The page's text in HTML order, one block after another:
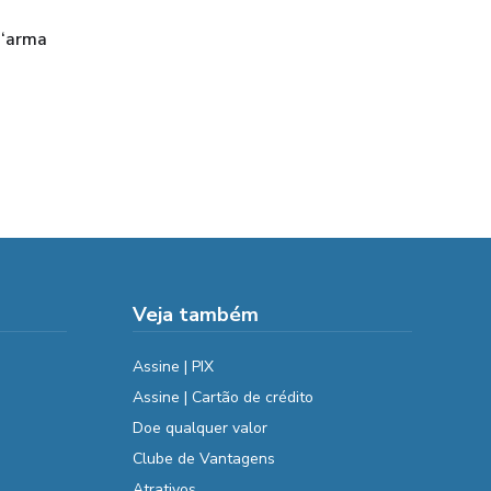
Veja também
Assine | PIX
Assine | Cartão de crédito
Doe qualquer valor
Clube de Vantagens